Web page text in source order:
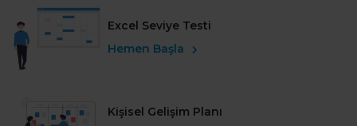
Excel Seviye Testi
Hemen Başla
Kişisel Gelişim Planı